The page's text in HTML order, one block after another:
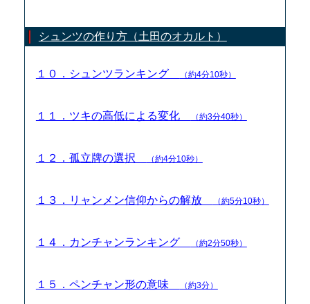
シュンツの作り方（土田のオカルト）
１０．シュンツランキング （約4分10秒）
１１．ツキの高低による変化 （約3分40秒）
１２．孤立牌の選択 （約4分10秒）
１３．リャンメン信仰からの解放 （約5分10秒）
１４．カンチャンランキング （約2分50秒）
１５．ペンチャン形の意味 （約3分）